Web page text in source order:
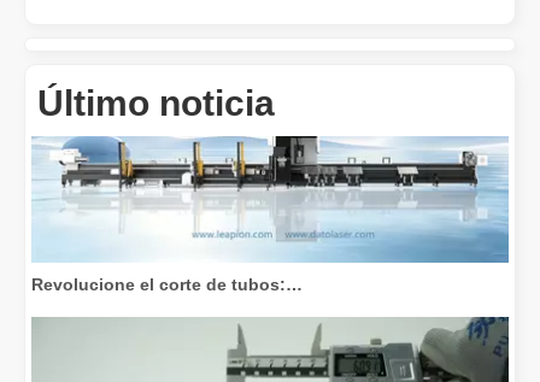
Último noticia
Revolucione el corte de tubos: cómo las máquinas cortadoras de tubos por láser transforman la fabricación